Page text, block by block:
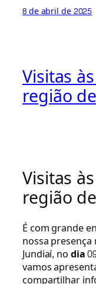
8 de abril de 2025
Visitas
região
Visitas
região
É com grande
nossa
Jundiaí, nodia
vamos
compartilhar